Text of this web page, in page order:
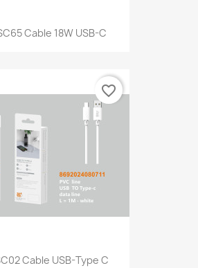
Cable 18W USB-C
Cable USB-Type C
favorite_border